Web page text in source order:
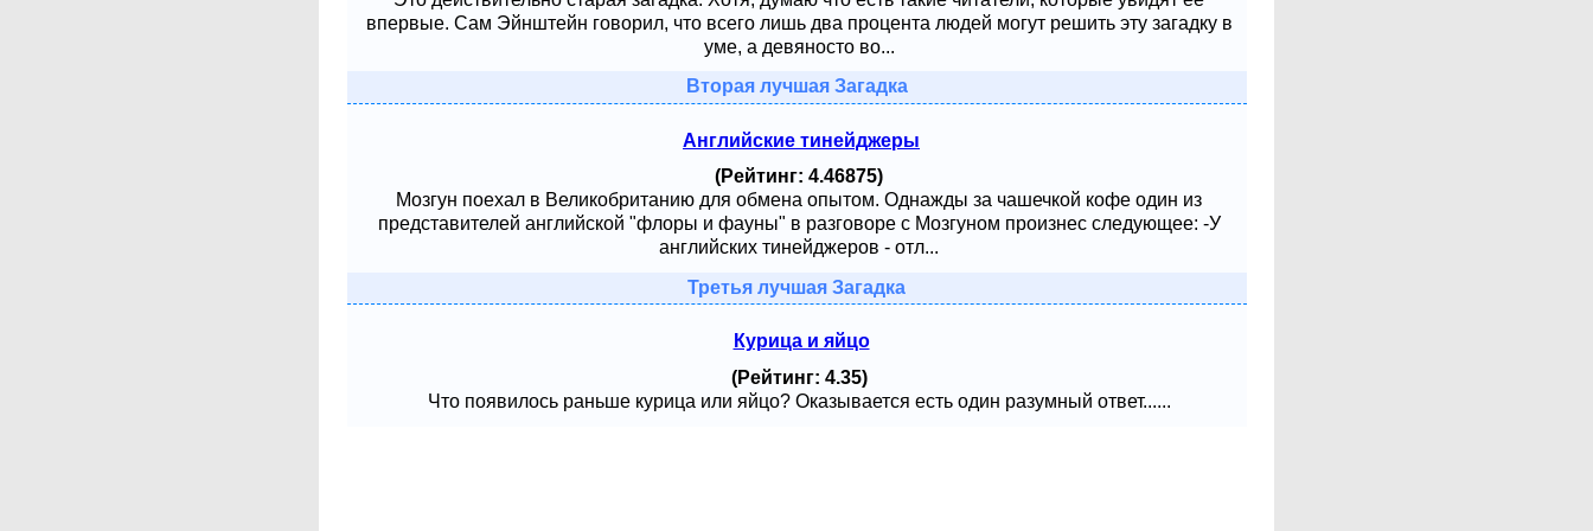
впервые. Сам Эйнштейн говорил, что всего лишь два процента людей могут решить эту загадку в
уме, а девяносто во...
Вторая лучшая Загадка
Английские тинейджеры
(Рейтинг: 4.46875)
Мозгун поехал в Великобританию для обмена опытом. Однажды за чашечкой кофе один из
представителей английской "флоры и фауны" в разговоре с Мозгуном произнес следующее: -У
английских тинейджеров - отл...
Третья лучшая Загадка
Курица и яйцо
(Рейтинг: 4.35)
Что появилось раньше курица или яйцо? Оказывается есть один разумный ответ......